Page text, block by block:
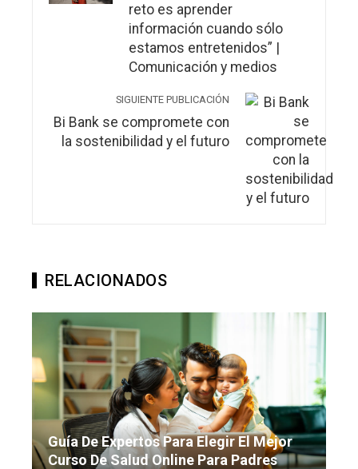
reto es aprender
información cuando sólo
estamos entretenidos” |
Comunicación y medios
SIGUIENTE PUBLICACIÓN
Bi Bank se compromete con
la sostenibilidad y el futuro
RELACIONADOS
Guía De Expertos Para Elegir El Mejor
Curso De Salud Online Para Padres